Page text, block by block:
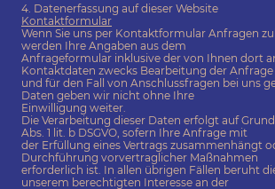
4. Datenerfassung auf dieser Website
Kontaktformular
Wenn Sie uns per Kontaktformular Anfragen
werden Ihre Angaben aus dem
Anfrageformular inklusive der von Ihnen dort
Kontaktdaten zwecks Bearbeitung der Anfrage
und für den Fall von Anschlussfragen bei uns
Daten geben wir nicht ohne Ihre
Einwilligung weiter.
Die Verarbeitung dieser Daten erfolgt auf
Abs. 1 lit. b DSGVO, sofern Ihre Anfrage mit
der Erfüllung eines Vertrags zusammenhängt
Durchführung vorvertraglicher Maßnahmen
erforderlich ist. In allen übrigen Fällen beruht
unserem berechtigten Interesse an der